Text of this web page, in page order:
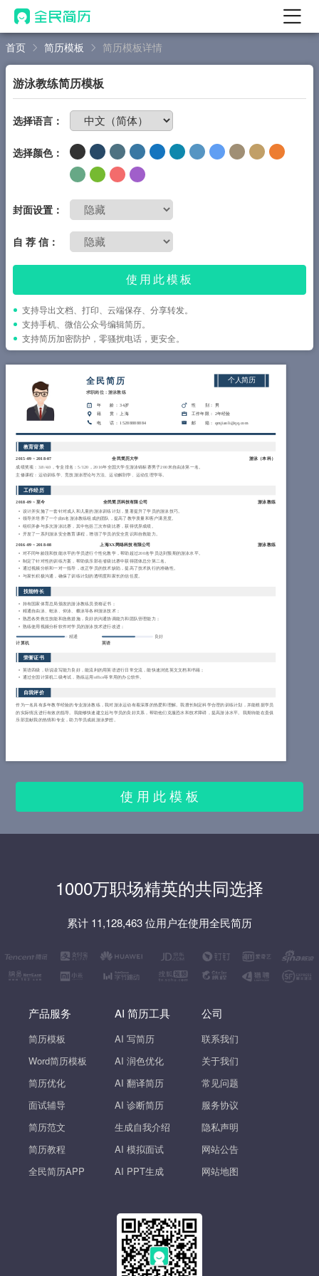
首页
AI 简历工具
AI 优化简历
AI 翻译简历
AI 诊断简历
AI 模拟面试
面试自我介绍
简历教程
登录 / 注册
首页 简历模板 简历模板详情
游泳教练简历模板
选择语言：
选择颜色：
封面设置：
自 荐 信：
使用此模板
支持导出文档、打印、云端保存、分享转发。
支持手机、微信公众号编辑简历。
支持简历加密防护，零骚扰电话，更安全。
个人简历
全民简历
求职岗位：游泳教练
年 龄 ： 34岁 性 别： 男
籍 贯 ： 上海 工作年限 ： 2年经验
电 话 ： 15288888884 邮 箱： qmjianli@qq.com
教育背景
2015-09 ~ 2018-07 全民简历大学 游泳（本科）
成绩奖项：3.8/4.0，专业排名：5/120，2016年全国大学生游泳锦标赛男子200米自由泳第一名。
主修课程：运动训练学、竞技游泳理论与方法、运动解剖学、运动生理学等。
工作经历
2018-09 ~ 至今 全民简历科技有限公司
游泳教练
设计并实施了一套针对成人和儿童的游泳训练计划，显著提升了学员的游泳技巧。
领导并培养了一个由6名游泳教练组成的团队，提高了教学质量和客户满意度。
组织并参与多次游泳比赛，其中包括三次市级比赛，获得优异成绩。
开发了一系列游泳安全教育课程，增强了学员的安全意识和自救能力。
2016-09 ~ 2018-08 上海XX网络科技有限公司
游泳教练
对不同年龄段和技能水平的学员进行个性化教学，帮助超过200名学员达到预期的游泳水平。
制定了针对性的训练方案，帮助俱乐部在省级比赛中获得团体总分第二名。
通过视频分析和一对一指导，改正学员的技术缺陷，提高了技术执行的准确性。
与家长积极沟通，确保了训练计划的透明度和家长的信任度。
技能特长
持有国家体育总局颁发的游泳教练员资格证书；
精通自由泳、蛙泳、仰泳、蝶泳等各种游泳技术；
熟悉各类救生技能和急救措施，良好的沟通协调能力和团队管理能力；
熟练使用视频分析软件对学员的游泳技术进行改进；
计算机
精通
英语
良好
荣誉证书
英语四级，听说读写能力良好，能流利的用英语进行日常交流，能快速浏览英文文档和书籍；
通过全国计算机二级考试，熟练运用office等常用的办公软件。
自我评价
作为一名具有多年教学经验的专业游泳教练，我对游泳运动有着深厚的热爱和理解。我擅长制定科学合理的训练计划，并能根据学员
的实际情况进行有效的指导。我能够快速建立起与学员的良好关系，帮助他们克服恐水和技术障碍，提高游泳水平。我期待能在贵俱
乐部贡献我的热情和专业，助力学员成就游泳梦想。
使 用 此 模 板
1000万职场精英的共同选择
累计 11,128,463 位用户在使用全民简历
产品服务
简历模板
Word简历模板
简历优化
面试辅导
简历范文
简历教程
全民简历APP
AI 简历工具
AI 写简历
AI 润色优化
AI 翻译简历
AI 诊断简历
生成自我介绍
AI 模拟面试
AI PPT生成
公司
联系我们
关于我们
常见问题
服务协议
隐私声明
网站公告
网站地图